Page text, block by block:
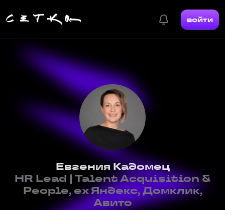
войти
Евгения Кадомец
HR Lead | Talent Acquisition &
People, ex Яндекс, Домклик,
Авито